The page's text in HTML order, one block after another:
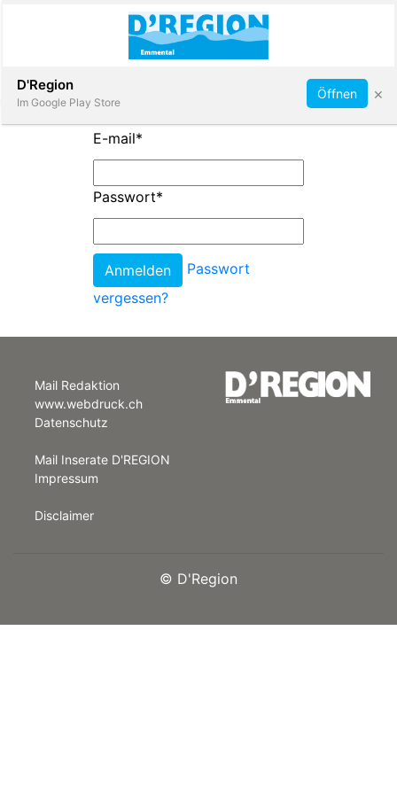
App
Abonnieren
E-mail*
Passwort*
Passwort
vergessen?
Mail Redaktion
www.webdruck.ch
Datenschutz
Mail Inserate D'REGION
Impressum
Disclaimer
© D'Region
D'Region
Im Google Play Store
Öffnen ×